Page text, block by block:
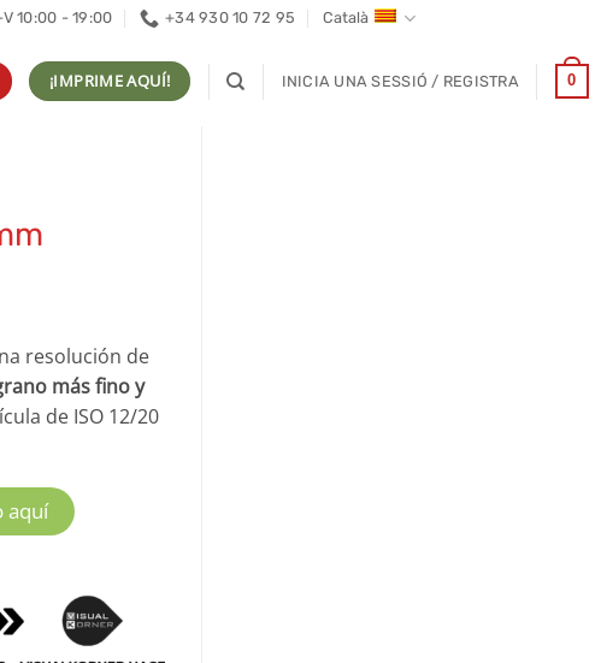
V 10:00 - 19:00 +34 930 10 72 95 Català
¡IMPRIME AQUÍ! INICIA UNA SESSIÓ / REGISTRA 0
resolución de
más fino y
de ISO 12/20
aquí